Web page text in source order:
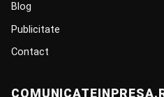
Blog
Publicitate
Contact